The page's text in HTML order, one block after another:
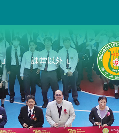
課堂以外